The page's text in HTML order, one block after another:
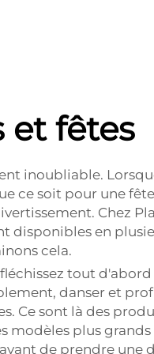
et fêtes
inoubliable.
ce soit pour une
Chez
en
cela.
tout d'abord
danser et
Ce sont là des
modèles plus
de prendre une